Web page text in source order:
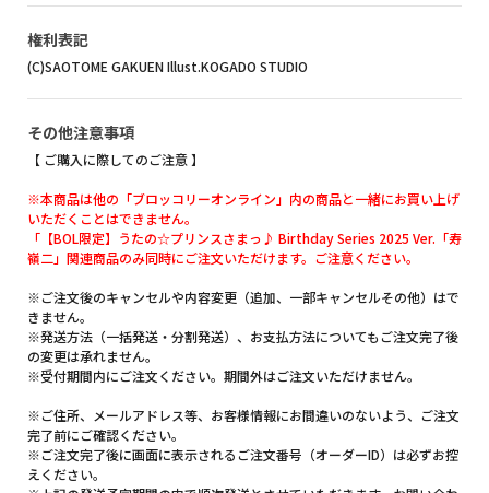
権利表記
(C)SAOTOME GAKUEN Illust.KOGADO STUDIO
その他注意事項
【 ご購入に際してのご注意 】
※本商品は他の「ブロッコリーオンライン」内の商品と一緒にお買い上げ
いただくことはできません。
「【BOL限定】うたの☆プリンスさまっ♪ Birthday Series 2025 Ver.「寿
嶺二」関連商品のみ同時にご注文いただけます。ご注意ください。
※ご注文後のキャンセルや内容変更（追加、一部キャンセルその他）はで
きません。
※発送方法（一括発送・分割発送）、お支払方法についてもご注文完了後
の変更は承れません。
※受付期間内にご注文ください。期間外はご注文いただけません。
※ご住所、メールアドレス等、お客様情報にお間違いのないよう、ご注文
完了前にご確認ください。
※ご注文完了後に画面に表示されるご注文番号（オーダーID）は必ずお控
えください。